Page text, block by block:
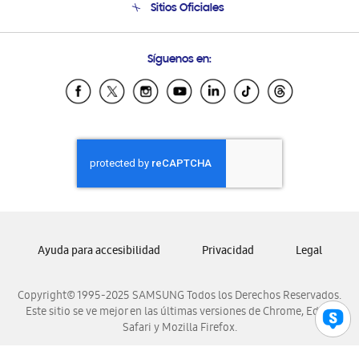
Soporte vía eMail
Sitios Oficiales
Samsung Ecuador
Samsung El Salvador
Samsung Honduras
Samsung Nicaragua
Samsung Panamá
Samsung Venezuela
Síguenos en:
Copyright© 1995-2025 SAMSUNG Todos los Derechos Reservados.
Este sitio se ve mejor en las últimas versiones de Chrome, Edge,
Safari y Mozilla Firefox.
Ayuda para accesibilidad Privacidad Legal